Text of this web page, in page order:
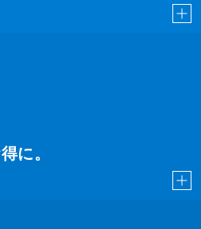
に。